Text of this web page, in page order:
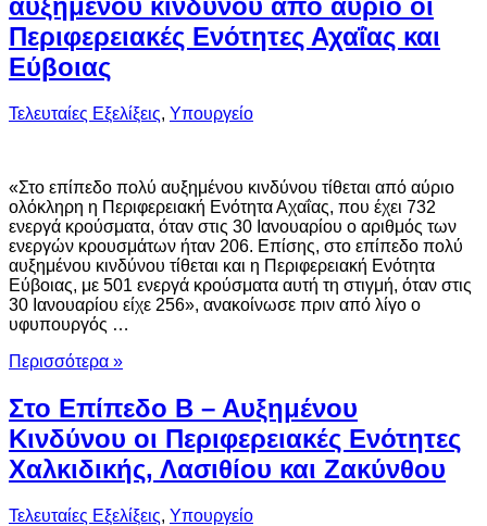
αυξημένου κινδύνου από αύριο οι
Περιφερειακές Ενότητες Αχαΐας και
Εύβοιας
Τελευταίες Εξελίξεις, Υπουργείο
«Στο επίπεδο πολύ αυξημένου κινδύνου τίθεται από αύριο
ολόκληρη η Περιφερειακή Ενότητα Αχαΐας, που έχει 732
ενεργά κρούσματα, όταν στις 30 Ιανουαρίου ο αριθμός των
ενεργών κρουσμάτων ήταν 206. Επίσης, στο επίπεδο πολύ
αυξημένου κινδύνου τίθεται και η Περιφερειακή Ενότητα
Εύβοιας, με 501 ενεργά κρούσματα αυτή τη στιγμή, όταν στις
30 Ιανουαρίου είχε 256», ανακοίνωσε πριν από λίγο ο
υφυπουργός …
Περισσότερα »
Στο Επίπεδο Β – Αυξημένου
Κινδύνου οι Περιφερειακές Ενότητες
Χαλκιδικής, Λασιθίου και Ζακύνθου
Τελευταίες Εξελίξεις, Υπουργείο